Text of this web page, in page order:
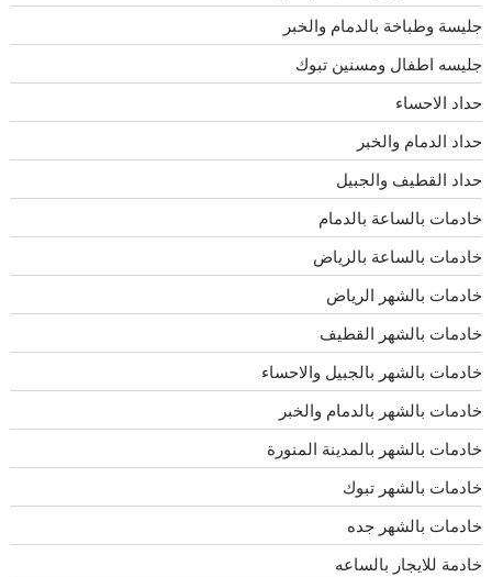
جليسة وطباخة بالدمام والخبر
جليسه اطفال ومسنين تبوك
حداد الاحساء
حداد الدمام والخبر
حداد القطيف والجبيل
خادمات بالساعة بالدمام
خادمات بالساعة بالرياض
خادمات بالشهر الرياض
خادمات بالشهر القطيف
خادمات بالشهر بالجبيل والاحساء
خادمات بالشهر بالدمام والخبر
خادمات بالشهر بالمدينة المنورة
خادمات بالشهر تبوك
خادمات بالشهر جده
خادمة للايجار بالساعه